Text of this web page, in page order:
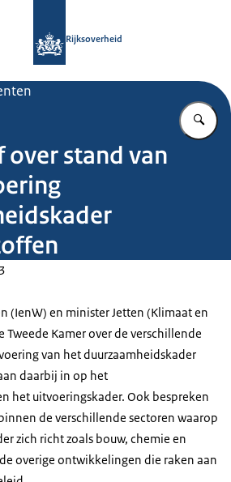
Rijksoverheid
stand van
(IenW) en minister Jetten (Klimaat en
Tweede Kamer over de verschillende
van het duurzaamheidskader
daarbij in op het
het uitvoeringskader. Ook bespreken
de verschillende sectoren waarop
zich richt zoals bouw, chemie en
overige ontwikkelingen die raken aan